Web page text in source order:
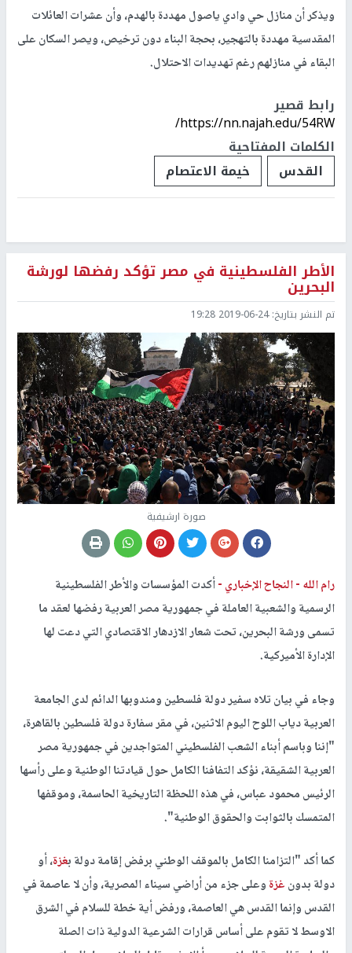
ويذكر أن منازل حي وادي ياصول مهددة بالهدم، وأن عشرات العائلات
المقدسية مهددة بالتهجير، بحجة البناء دون ترخيص، ويصر السكان على
البقاء في منازلهم رغم تهديدات الاحتلال.
رابط قصير
https://nn.najah.edu/54RW/
الكلمات المفتاحية
القدس
خيمة الاعتصام
الأطر الفلسطينية في مصر تؤكد رفضها لورشة
البحرين
تم النشر بتاريخ:2019-06-24 19:28
صورة ارشيفية
رام الله -النجاح الإخباري -أكدت المؤسسات والأطر الفلسطينية
الرسمية والشعبية العاملة في جمهورية مصر العربية رفضها لعقد ما
تسمى ورشة البحرين، تحت شعار الازدهار الاقتصادي التي دعت لها
الإدارة الأميركية.
وجاء في بيان تلاه سفير دولة فلسطين ومندوبها الدائم لدى الجامعة
العربية دياب اللوح اليوم الاثنين، في مقر سفارة دولة فلسطين بالقاهرة،
"إننا وباسم أبناء الشعب الفلسطيني المتواجدين في جمهورية مصر
العربية الشقيقة، نؤكد التفافنا الكامل حول قيادتنا الوطنية وعلى رأسها
الرئيس محمود عباس، في هذه اللحظة التاريخية الحاسمة، وموقفها
المتمسك بالثوابت والحقوق الوطنية".
كما أكد "التزامنا الكامل بالموقف الوطني برفض إقامة دولة بغزة، أو
دولة بدونغزةوعلى جزء من أراضي سيناء المصرية، وأن لا عاصمة في
القدس وإنما القدس هي العاصمة، ورفض أية خطة للسلام في الشرق
الاوسط لا تقوم على أساس قرارات الشرعية الدولية ذات الصلة